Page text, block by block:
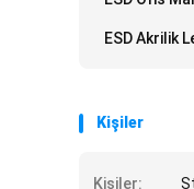
ESD Akrilik
Kişiler
Kişiler: